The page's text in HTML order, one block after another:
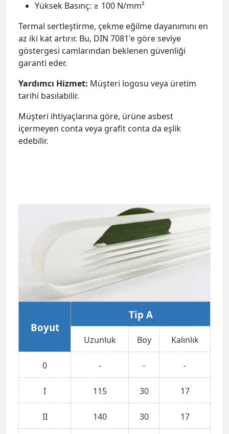
Yüksek Basınç: ≥ 100 N/mm²
Termal sertleştirme, çekme eğilme dayanımını en
az iki kat artırır. Bu, DIN 7081'e göre seviye
göstergesi camlarından beklenen güvenliği
garanti eder.
Yardımcı Hizmet: Müşteri logosu veya üretim
tarihi basılabilir.
Müşteri ihtiyaçlarına göre, ürüne asbest
içermeyen conta veya grafit conta da eşlik
edebilir.
Boyut
Tip A
Uzunluk Boy Kalınlık
0 - - -
I 115 30 17
II 140 30 17